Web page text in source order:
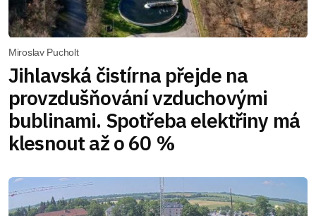
Miroslav Pucholt
Jihlavská čistírna přejde na
provzdušňování vzduchovými
bublinami. Spotřeba elektřiny má
klesnout až o 60 %